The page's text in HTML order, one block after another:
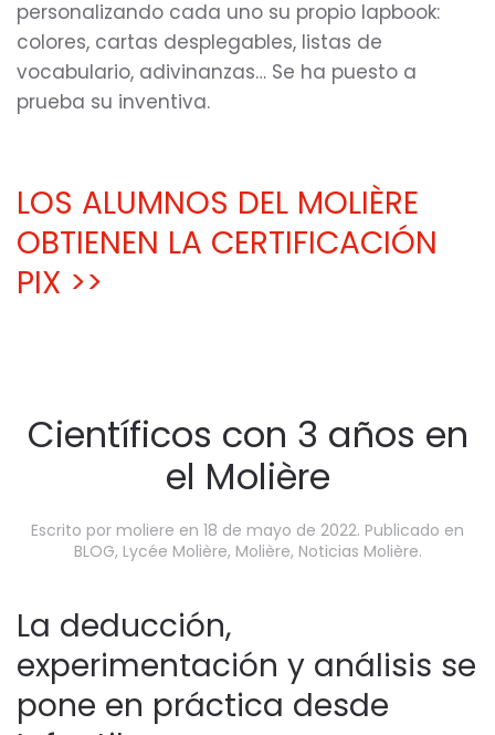
personalizando cada uno su propio lapbook:
colores, cartas desplegables, listas de
vocabulario, adivinanzas… Se ha puesto a
prueba su inventiva.
LOS ALUMNOS DEL MOLIÈRE
OBTIENEN LA CERTIFICACIÓN
PIX >>
Científicos con 3 años en
el Molière
Escrito por moliere en 18 de mayo de 2022. Publicado en
BLOG, Lycée Molière, Molière, Noticias Molière.
La deducción,
experimentación y análisis se
pone en práctica desde